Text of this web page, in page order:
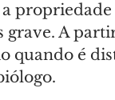
a
grave. A
quando é